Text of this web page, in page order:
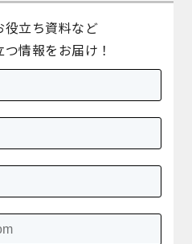
役立ち資料など
情報をお届け！